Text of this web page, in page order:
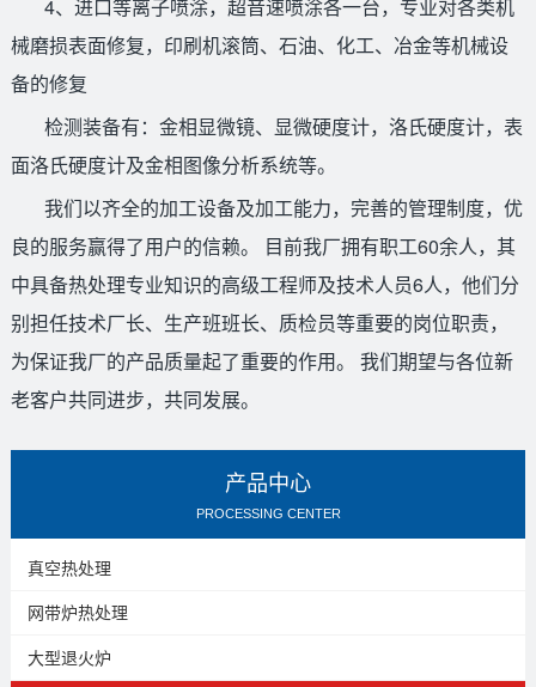
4、进口等离子喷涂，超音速喷涂各一台，专业对各类机
械磨损表面修复，印刷机滚筒、石油、化工、冶金等机械设
备的修复
检测装备有：金相显微镜、显微硬度计，洛氏硬度计，表
面洛氏硬度计及金相图像分析系统等。
我们以齐全的加工设备及加工能力，完善的管理制度，优
良的服务赢得了用户的信赖。 目前我厂拥有职工60余人，其
中具备热处理专业知识的高级工程师及技术人员6人，他们分
别担任技术厂长、生产班班长、质检员等重要的岗位职责，
为保证我厂的产品质量起了重要的作用。 我们期望与各位新
老客户共同进步，共同发展。
产品中心
PROCESSING CENTER
真空热处理
网带炉热处理
大型退火炉